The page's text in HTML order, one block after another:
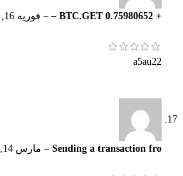
+ 0.75980652 BTC.GET –
– فوریه 16, 2025
a5au22
Sending a transaction fro
– مارس 14, 2025